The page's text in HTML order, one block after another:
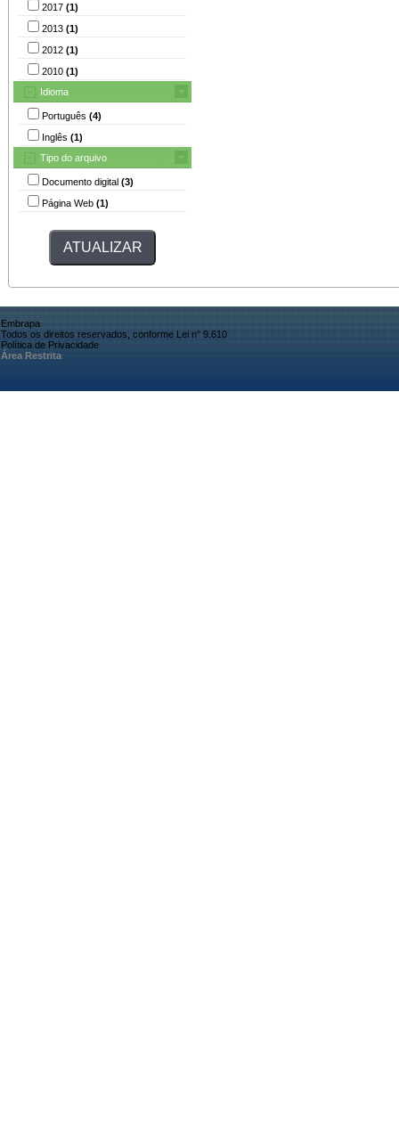
2017 (1)
2013 (1)
2012 (1)
2010 (1)
Idioma
Português (4)
Inglês (1)
Tipo do arquivo
Documento digital (3)
Página Web (1)
Embrapa
Todos os direitos reservados, conforme Lei n° 9.610
Política de Privacidade
Área Restrita